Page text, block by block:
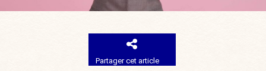
Partager cet article